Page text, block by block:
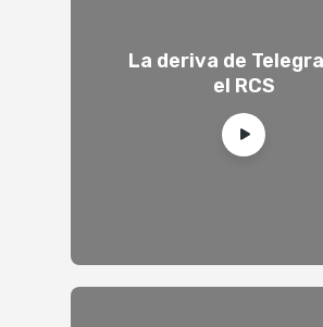
La deriva de
el RCS